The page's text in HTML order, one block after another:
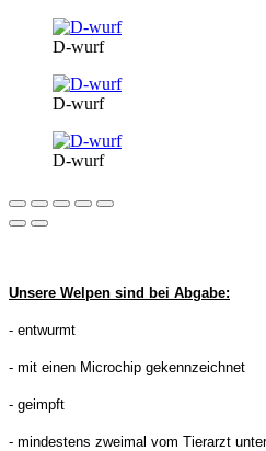
D-wurf
D-wurf
D-wurf
Unsere Welpen sind bei Abgabe:
- entwurmt
- mit einen Microchip gekennzeichnet
- geimpft
- mindestens zweimal vom Tierarzt